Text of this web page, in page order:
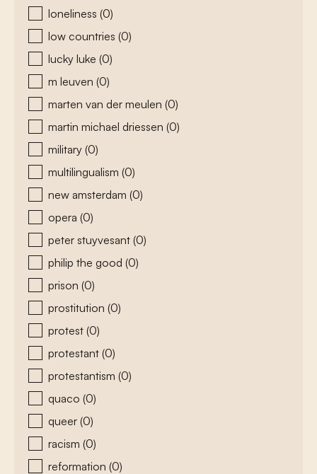
loneliness (0)
low countries (0)
lucky luke (0)
m leuven (0)
marten van der meulen (0)
martin michael driessen (0)
military (0)
multilingualism (0)
new amsterdam (0)
opera (0)
peter stuyvesant (0)
philip the good (0)
prison (0)
prostitution (0)
protest (0)
protestant (0)
protestantism (0)
quaco (0)
queer (0)
racism (0)
reformation (0)